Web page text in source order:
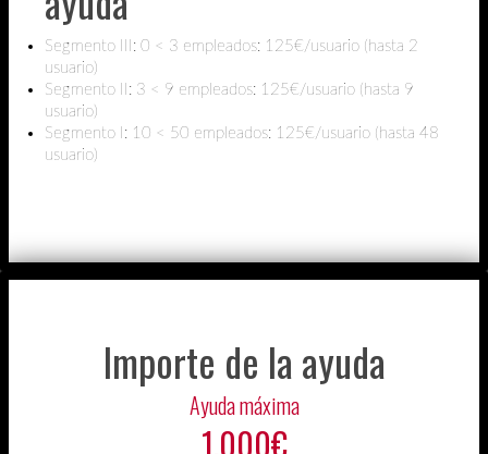
Segmento III: 0 < 3 empleados: 125€/usuario (hasta 2
usuario)
Segmento II: 3 < 9 empleados: 125€/usuario (hasta 9
usuario)
Segmento I: 10 < 50 empleados: 125€/usuario (hasta 48
usuario)
Importe de la ayuda
Ayuda máxima
1.000€